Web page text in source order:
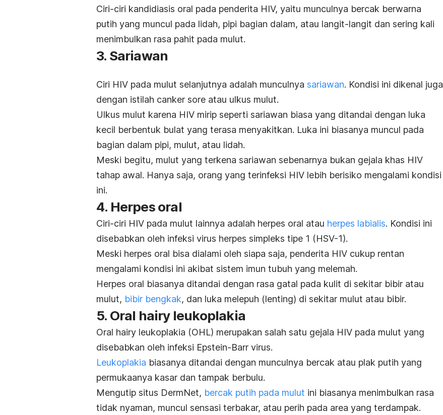
Ciri-ciri kandidiasis oral pada penderita HIV, yaitu munculnya bercak berwarna
putih yang muncul pada lidah, pipi bagian dalam, atau langit-langit dan sering kali
menimbulkan rasa pahit pada mulut.
3. Sariawan
Ciri HIV pada mulut selanjutnya adalah munculnya sariawan. Kondisi ini dikenal juga
dengan istilah canker sore atau ulkus mulut.
Ulkus mulut karena HIV mirip seperti sariawan biasa yang ditandai dengan luka
kecil berbentuk bulat yang terasa menyakitkan. Luka ini biasanya muncul pada
bagian dalam pipi, mulut, atau lidah.
Meski begitu, mulut yang terkena sariawan sebenarnya bukan gejala khas HIV
tahap awal. Hanya saja, orang yang terinfeksi HIV lebih berisiko mengalami kondisi
ini.
4. Herpes oral
Ciri-ciri HIV pada mulut lainnya adalah herpes oral atau herpes labialis. Kondisi ini
disebabkan oleh infeksi virus herpes simpleks tipe 1 (HSV-1).
Meski herpes oral bisa dialami oleh siapa saja, penderita HIV cukup rentan
mengalami kondisi ini akibat sistem imun tubuh yang melemah.
Herpes oral biasanya ditandai dengan rasa gatal pada kulit di sekitar bibir atau
mulut, bibir bengkak, dan luka melepuh (lenting) di sekitar mulut atau bibir.
5. Oral hairy leukoplakia
Oral hairy leukoplakia (OHL) merupakan salah satu gejala HIV pada mulut yang
disebabkan oleh infeksi Epstein-Barr virus.
Leukoplakia biasanya ditandai dengan munculnya bercak atau plak putih yang
permukaanya kasar dan tampak berbulu.
Mengutip situs DermNet, bercak putih pada mulut ini biasanya menimbulkan rasa
tidak nyaman, muncul sensasi terbakar, atau perih pada area yang terdampak.